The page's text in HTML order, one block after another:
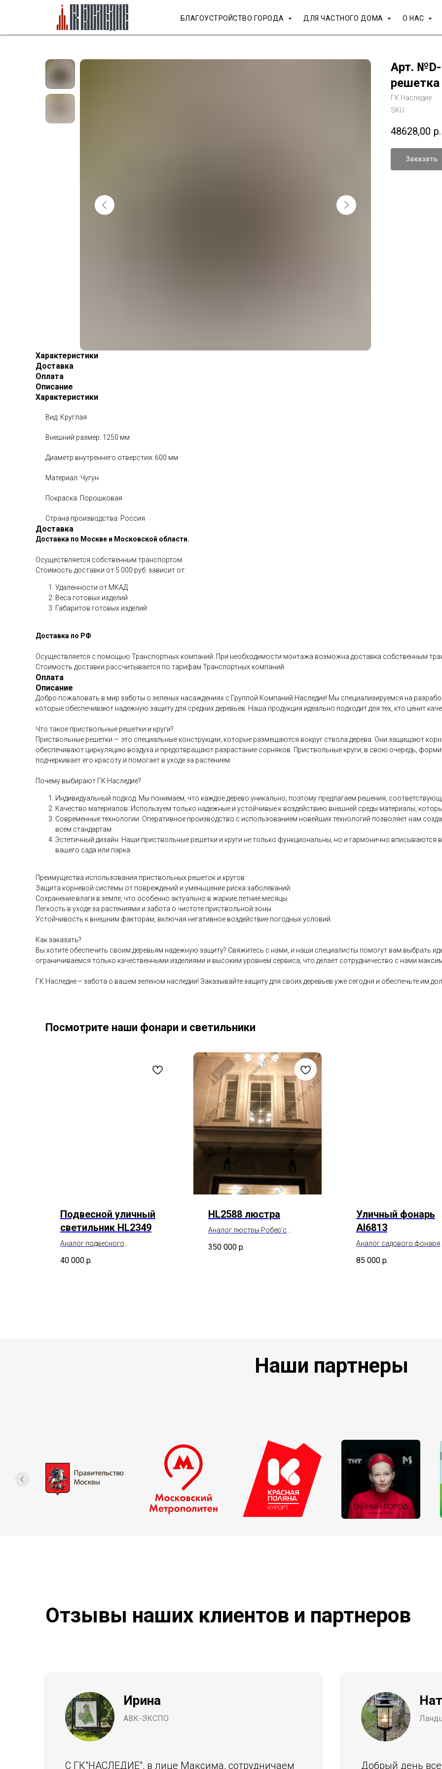
БЛАГОУСТРОЙСТВО ГОРОДА ДЛЯ ЧАСТНОГО ДОМА О НАС
Арт. №D-
решетка
ГК Наследие
SKU:
48628,00 р.
Заказать
Характеристики
Доставка
Оплата
Описание
Характеристики
Вид: Круглая
Внешний размер: 1250 мм
Диаметр внутреннего отверстия: 600 мм
Материал: Чугун
Покраска: Порошковая
Страна производства: Россия
Доставка
Доставка по Москве и Московской области.
Осуществляется собственным транспортом.
Стоимость доставки от 5 000 руб. зависит от:
Удаленности от МКАД
Веса готовых изделий
Габаритов готовых изделий
Доставка по РФ
Осуществляется с помощью Транспортных компаний. При необходимости монтажа возможна доставка собственным
Стоимость доставки рассчитывается по тарифам Транспортных компаний.
Оплата
Описание
Добро пожаловать в мир заботы о зеленых насаждениях с Группой Компаний Наследие! Мы специализируемся на
которые обеспечивают надежную защиту для средних деревьев. Наша продукция идеально подходит для тех, кто ценит
Что такое приствольные решетки и круги?
Приствольные решетки — это специальные конструкции, которые размещаются вокруг ствола дерева. Они защищают
обеспечивают циркуляцию воздуха и предотвращают разрастание сорняков. Приствольные круги, в свою очередь,
подчеркивает его красоту и помогает в уходе за растением.
Почему выбирают ГК Наследие?
Индивидуальный подход: Мы понимаем, что каждое дерево уникально, поэтому предлагаем решения,
Качество материалов: Используем только надежные и устойчивые к воздействию внешней среды материалы,
Современные технологии: Оперативное производство с использованием новейших технологий позволяет нам
всем стандартам.
Эстетичный дизайн: Наши приствольные решетки и круги не только функциональны, но и гармонично
вашего сада или парка.
Преимущества использования приствольных решеток и кругов:
Защита корневой системы от повреждений и уменьшение риска заболеваний.
Сохранение влаги в земле, что особенно актуально в жаркие летние месяцы.
Легкость в уходе за растениями и забота о чистоте приствольной зоны.
Устойчивость к внешним факторам, включая негативное воздействие погодных условий.
Как заказать?
Вы хотите обеспечить своим деревьям надежную защиту? Свяжитесь с нами, и наши специалисты помогут вам выбрать
ограничиваемся только качественными изделиями и высоким уровнем сервиса, что делает сотрудничество с нами
ГК Наследие – забота о вашем зеленом наследии! Заказывайте защиту для своих деревьев уже сегодня и обеспечьте им
Посмотрите наши фонари и светильники
Подвесной уличный
светильник HL2349
Аналог подвесного
Робер'с HL2349
40 000 р.
HL2588 люстра
Аналог люстры Робер'с
350 000 р.
Уличный фонарь
Al6813
Аналог садового фонаря
85 000 р.
Наши партнеры
Отзывы наших клиентов и партнеров
Ирина
АВК-ЭКСПО
С ГК"НАСЛЕДИЕ", в лице Максима, сотрудничаем Добрый день